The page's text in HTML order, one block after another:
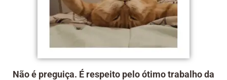
Não é preguiça. É respeito pelo ótimo trabalho da